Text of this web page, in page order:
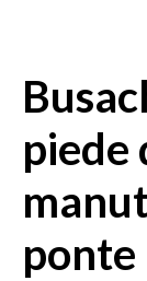
SASSARI E
GALLURA
NUORO E
OGLIASTRA
piede
ponte